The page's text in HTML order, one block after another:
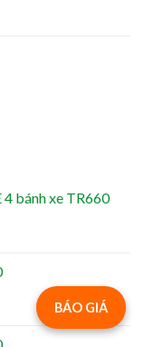
bánh xe TR660
BÁO GIÁ